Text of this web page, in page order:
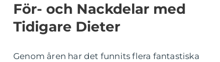
För- och Nackdelar med
Tidigare Dieter
Genom åren har det funnits flera fantastiska